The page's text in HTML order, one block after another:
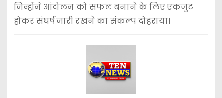
जिन्होंने आंदोलन को सफल बनाने के लिए एकजुट
होकर संघर्ष जारी रखने का संकल्प दोहराया।